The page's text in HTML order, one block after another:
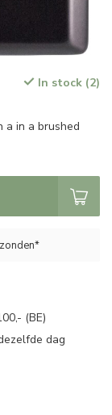
In stock (2)
a in a brushed
(BE)
dag